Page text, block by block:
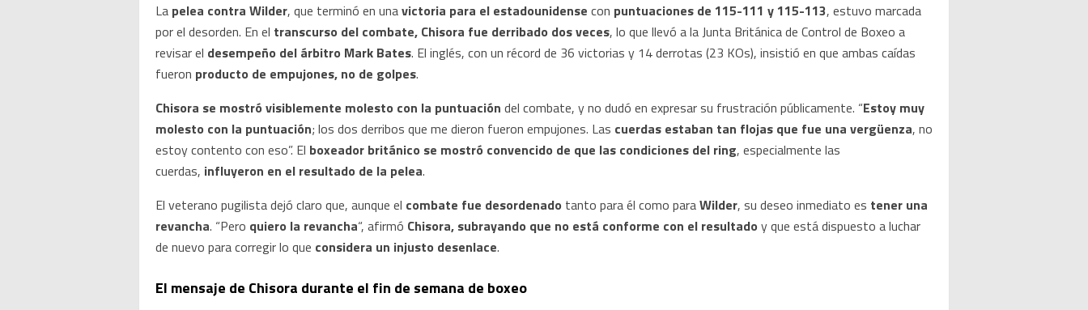
La pelea contra Wilder, que terminó en unavictoria para el estadounidense con puntuaciones de 115-111 y 115-113, estuvo marcada
por el desorden. En el transcurso del combate, Chisora fue derribado dos veces, lo que llevó a la Junta Británica de Control de Boxeo a
revisar el desempeño del árbitro Mark Bates. El inglés, con un récord de 36 victorias y 14 derrotas (23 KOs), insistió en que ambas caídas
fueron producto de empujones, no de golpes.
Chisora se mostró visiblemente molesto con la puntuación del combate, y no dudó en expresar su frustración públicamente. “Estoy muy
molesto con la puntuación; los dos derribos que me dieron fueron empujones. Las cuerdas estaban tan flojas que fue una vergüenza, no
estoy contento con eso”. El boxeador británico se mostró convencido de que las condiciones del ring, especialmente las
cuerdas, influyeron en el resultado de la pelea.
El veterano pugilista dejó claro que, aunque el combate fue desordenado tanto para él como paraWilder, su deseo inmediato es tener una
revancha. “Pero quiero la revancha“, afirmó Chisora, subrayando que no está conforme con el resultado y que está dispuesto a luchar
de nuevo para corregir lo que considera un injusto desenlace.
El mensaje de Chisora durante el fin de semana de boxeo